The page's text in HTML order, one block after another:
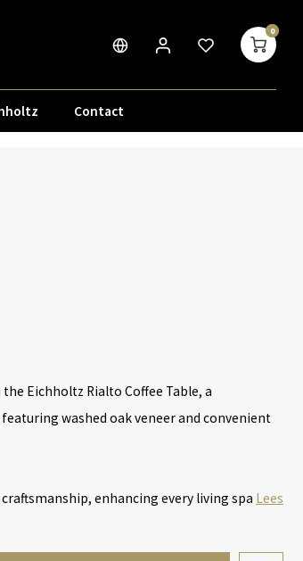
0
Contact
Eichholtz Rialto Coffee Table, a
washed oak veneer and convenient
enhancing every living spa Lees